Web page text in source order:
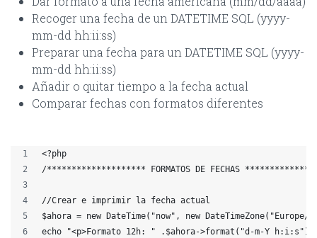
Recoger una fecha de un DATETIME SQL (yyyy-
mm-dd hh:ii:ss)
Preparar una fecha para un DATETIME SQL (yyyy-
mm-dd hh:ii:ss)
Añadir o quitar tiempo a la fecha actual
Comparar fechas con formatos diferentes
<?php
/******************** FORMATOS DE FECHAS
//Crear e imprimir la fecha actual
$ahora = new DateTime("now", new
echo "<p>Formato 12h: " .$ahora->format("d-m-Y